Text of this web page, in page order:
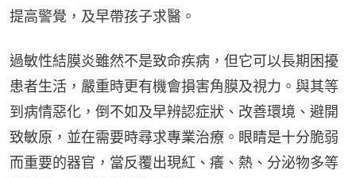
提高警覺，及早帶孩子求醫。
過敏性結膜炎雖然不是致命疾病，但它可以長期困擾
患者生活，嚴重時更有機會損害角膜及視力。與其等
到病情惡化，倒不如及早辨認症狀、改善環境、避開
致敏原，並在需要時尋求專業治療。眼睛是十分脆弱
而重要的器官，當反覆出現紅、癢、熱、分泌物多等